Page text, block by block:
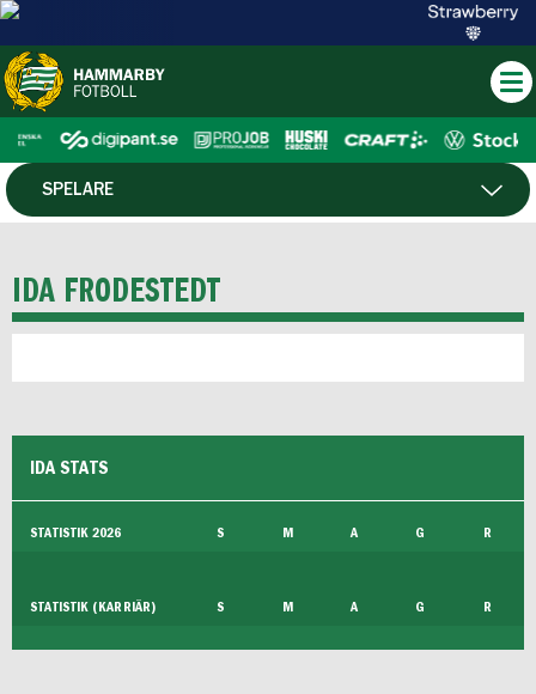
SPELARE
IDA FRODESTEDT
IDA STATS
STATISTIK 2026 S M A G R
STATISTIK (KARRIÄR) S M A G R